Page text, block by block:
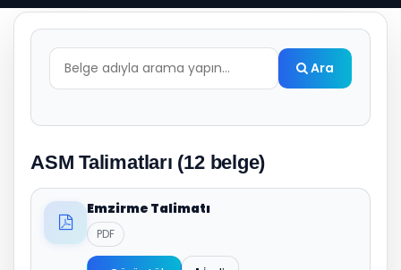
Ara
Arama sonuçları burada görünecek...
ASM Talimatları (12 belge)
Emzirme Talimatı
PDF